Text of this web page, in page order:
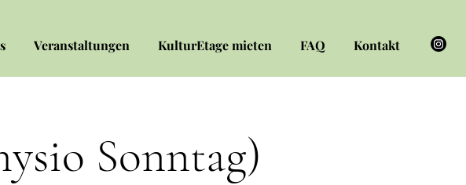
Veranstaltungen KulturEtage mieten FAQ Kontakt
Sonntag)